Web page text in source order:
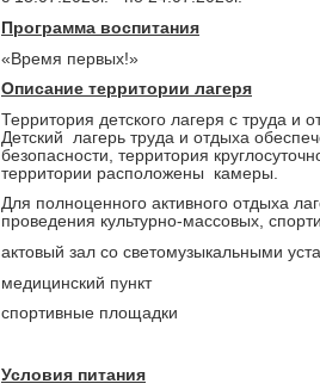
Программа воспитания
«Время первых!»
Описание территории лагеря
Территория детского лагеря с труда и
Детский лагерь труда и отдыха
безопасности, территория
территории расположены камеры.
Для полноценного активного отдыха
проведения культурно-массовых,
актовый зал со светомузыкальными
медицинский пункт
спортивные площадки
Условия питания